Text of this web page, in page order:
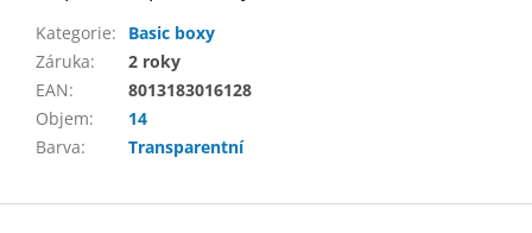
Kategorie:
Basic boxy
Záruka:
2 roky
EAN:
8013183016128
Objem:
14
Barva: Transparentní
Z